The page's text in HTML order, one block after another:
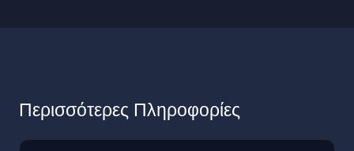
Περισσότερες Πληροφορίες